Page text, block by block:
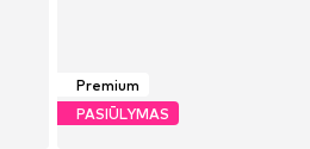
Premium
PASIŪLYMAS